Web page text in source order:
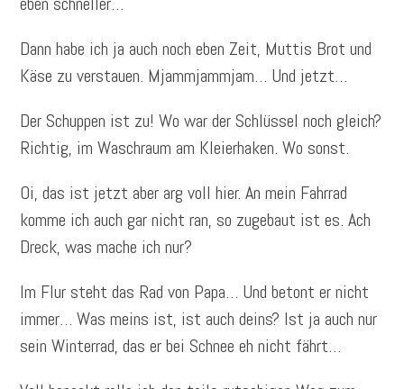
Dann habe ich ja auch noch eben Zeit, Muttis Brot und
Käse zu verstauen. Mjammjammjam… Und jetzt…
Der Schuppen ist zu! Wo war der Schlüssel noch gleich?
Richtig, im Waschraum am Kleierhaken. Wo sonst.
Oi, das ist jetzt aber arg voll hier. An mein Fahrrad
komme ich auch gar nicht ran, so zugebaut ist es. Ach
Dreck, was mache ich nur?
Im Flur steht das Rad von Papa… Und betont er nicht
immer… Was meins ist, ist auch deins? Ist ja auch nur
sein Winterrad, das er bei Schnee eh nicht fährt…